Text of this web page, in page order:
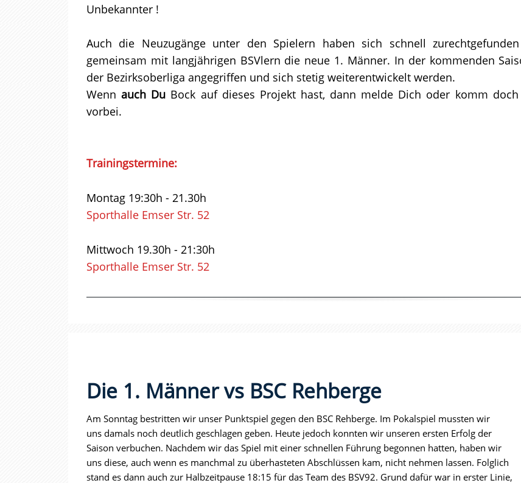
Unbekannter !
Auch die Neuzugänge unter den Spielern haben sich schnell
gemeinsam mit langjährigen BSVlern die neue 1. Männer. In der kommenden
der Bezirksoberliga angegriffen und sich stetig weiterentwickelt werden.
Wennauch Du Bock auf dieses Projekt hast, dann melde Dich oder komm
vorbei.
Trainingstermine:
Montag 19:30h - 21.30h
Sporthalle Emser Str. 52
Mittwoch 19.30h - 21:30h
Sporthalle Emser Str. 52
Die 1. Männer vs BSC Rehberge
Am Sonntag bestritten wir unser Punktspiel gegen den BSC Rehberge. Im Pokalspiel mussten wir
uns damals noch deutlich geschlagen geben. Heute jedoch konnten wir unseren ersten Erfolg der
Saison verbuchen. Nachdem wir das Spiel mit einer schnellen Führung begonnen hatten, haben wir
uns diese, auch wenn es manchmal zu überhasteten Abschlüssen kam, nicht nehmen lassen. Folglich
stand es dann auch zur Halbzeitpause 18:15 für das Team des BSV92. Grund dafür war in erster Linie,